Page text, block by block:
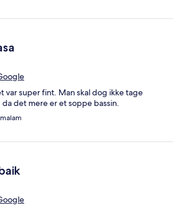
var super fint. Man skal dog ikke tage
det mere er et soppe bassin.